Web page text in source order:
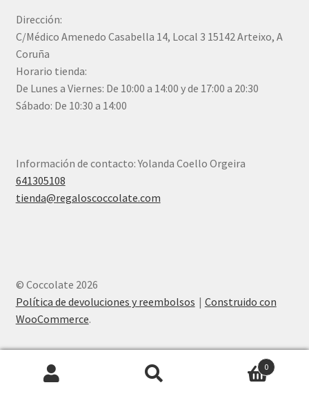
Dirección:
C/Médico Amenedo Casabella 14, Local 3 15142 Arteixo, A
Coruña
Horario tienda:
De Lunes a Viernes: De 10:00 a 14:00 y de 17:00 a 20:30
Sábado: De 10:30 a 14:00
Información de contacto: Yolanda Coello Orgeira
641305108
tienda@regaloscoccolate.com
© Coccolate 2026
Política de devoluciones y reembolsos
Construido con
WooCommerce.
0